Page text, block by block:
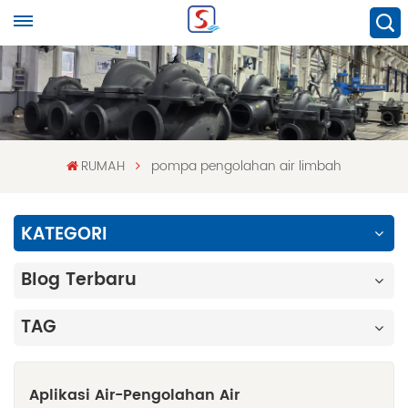
RUMAH pompa pengolahan air limbah
KATEGORI
Blog Terbaru
TAG
Aplikasi Air-Pengolahan Air